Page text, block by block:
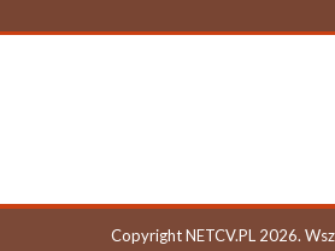
Copyright NETCV.PL 2026.